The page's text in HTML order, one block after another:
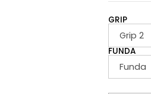
GRIP
Grip 2
FUNDA
Funda